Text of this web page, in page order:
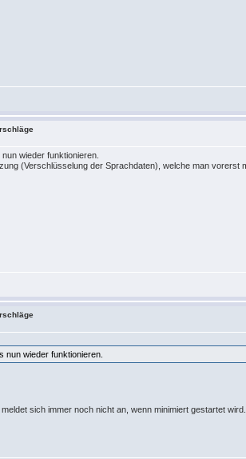
wieder funktionieren.
(Verschlüsselung der Sprachdaten), welche man vorerst
nun wieder funktionieren.
sich immer noch nicht an, wenn minimiert gestartet wird.